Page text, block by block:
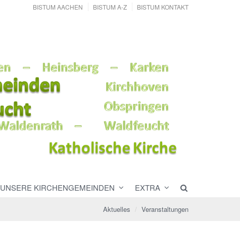
BISTUM AACHEN BISTUM A-Z BISTUM KONTAKT
UNSERE KIRCHENGEMEINDEN EXTRA
Aktuelles Veranstaltungen